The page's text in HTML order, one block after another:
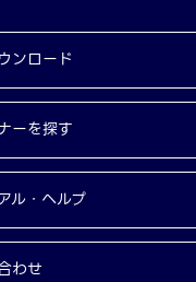
ンロード
ーを探す
ル・ヘルプ
わせ